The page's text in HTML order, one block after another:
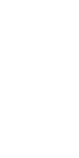
B.
Pour plus
sur notre